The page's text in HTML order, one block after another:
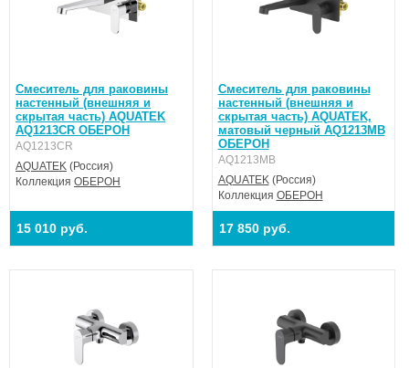
Смеситель для раковины
настенный (внешняя и
скрытая часть) AQUATEK
AQ1213CR ОБЕРОН
AQ1213CR
AQUATEK (Россия)
Коллекция ОБЕРОН
15 010 руб.
Смеситель для раковины
настенный (внешняя и
скрытая часть) AQUATEK,
матовый черный AQ1213MB
ОБЕРОН
AQ1213MB
AQUATEK(Россия)
Коллекция ОБЕРОН
17 850 руб.